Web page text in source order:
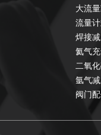
大流
流量
焊接
氦气
二氧
氩气
阀门